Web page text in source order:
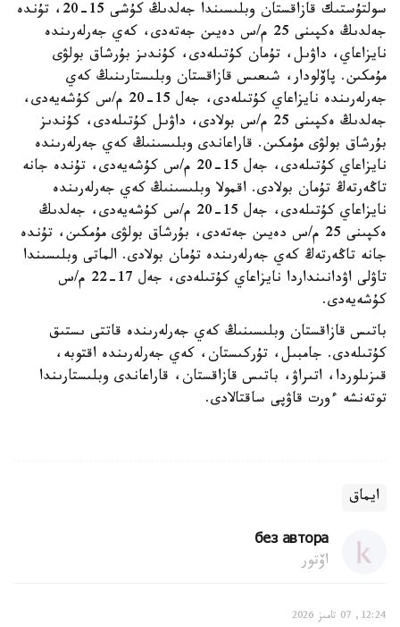
سولتۇستىك قازاقستان وبلىسىندا جەلدىڭ كۇشى 15-20، تۇندە
جەلدىڭ ەكپىنى 25 م/س دەيىن جەتەدى، كەي جەرلەرىندە
نايزاعاي، داۋىل، تۇمان كۇتىلەدى، كۇندىز بۇرشاق بولۋى
مۇمكىن. پاۆلودار، شىعىس قازاقستان وبلىستارىنىڭ كەي
جەرلەرىندە نايزاعاي كۇتىلەدى، جەل 15-20 م/س كۇشەيەدى،
جەلدىڭ ەكپىنى 25 م/س بولادى، داۋىل كۇتىلەدى، كۇندىز
بۇرشاق بولۋى مۇمكىن. قاراعاندى وبلىسىنىڭ كەي جەرلەرىندە
نايزاعاي كۇتىلەدى، جەل 15-20 م/س كۇشەيەدى، تۇندە جانە
تاڭەرتەڭ تۇمان بولادى. اقمولا وبلىسىنىڭ كەي جەرلەرىندە
نايزاعاي كۇتىلەدى، جەل 15-20 م/س كۇشەيەدى، جەلدىڭ
ەكپىنى 25 م/س دەيىن جەتەدى، بۇرشاق بولۋى مۇمكىن، تۇندە
جانە تاڭەرتەڭ كەي جەرلەرىندە تۇمان بولادى. الماتى وبلىسىندا
تاۋلى اۋدانىنداردا نايزاعاي كۇتىلەدى، جەل 17-22 م/س
كۇشەيەدى.
باتىس قازاقستان وبلىسىنىڭ كەي جەرلەرىندە قاتتى ىستىق
كۇتىلەدى. جامبىل، تۇركىستان، كەي جەرلەرىندە اقتوبە،
قىزىلوردا، اتىراۋ، باتىس قازاقستان، قاراعاندى وبلىستارىندا
توتەنشە ءورت قاۋپى ساقتالادى.
ايماق
без автора
اۆتور
12:24, 07 تامىز 2026